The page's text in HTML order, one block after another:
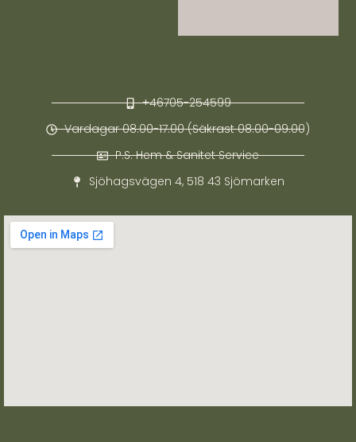
+46705-254599
Vardagar 08.00-17.00 (Säkrast 08.00-09.00)
P.S. Hem & Sanitet Service
Sjöhagsvägen 4, 518 43 Sjömarken